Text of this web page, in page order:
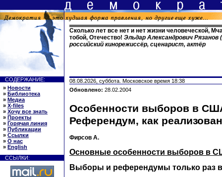
Сколько лет все нет и нет жизни человеческой,
тобой, Отечество! Эльдар Александрович Рязанов
российский кинорежиссёр, сценарист, актёр
СОДЕРЖАНИЕ:
» Новости
» Библиотека
» Медиа
» X-files
» Хочу все знать
» Проекты
» Горячая линия
» Публикации
» Ссылки
» О нас
» English
ССЫЛКИ:
08.08.2026, суббота. Московское время 18:38
Обновлено: 28.02.2004
Особенности выборов в
Референдум, как
Фирсов А.
Основные особенности выборов в
Выборы и референдумы только раз